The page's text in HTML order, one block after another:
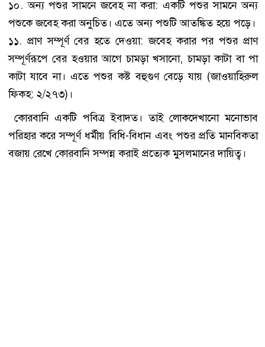
১০. অন্য পশুর সামনে জবেহ না করা: একটি পশুর সামনে অন্য
পশুকে জবেহ করা অনুচিত। এতে অন্য পশুটি আতঙ্কিত হয়ে পড়ে।
১১. প্রাণ সম্পূর্ণ বের হতে দেওয়া: জবেহ করার পর পশুর প্রাণ
সম্পূর্ণরূপে বের হওয়ার আগে চামড়া খসানো, চামড়া কাটা বা পা
কাটা যাবে না। এতে পশুর কষ্ট বহুগুণ বেড়ে যায় (জাওয়াহিরুল
ফিকহ: ২/২৭৩)।
কোরবানি একটি পবিত্র ইবাদত। তাই লোকদেখানো মনোভাব
পরিহার করে সম্পূর্ণ ধর্মীয় বিধি-বিধান এবং পশুর প্রতি মানবিকতা
বজায় রেখে কোরবানি সম্পন্ন করাই প্রত্যেক মুসলমানের দায়িত্ব।